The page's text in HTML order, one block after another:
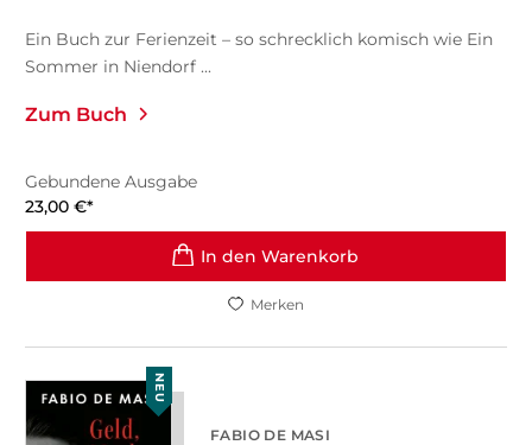
Ein Buch zur Ferienzeit – so schrecklich komisch wie Ein
Sommer in Niendorf ...
Zum Buch
Gebundene Ausgabe
23,00 €*
In den Warenkorb
Merken
NEU
FABIO DE MASI